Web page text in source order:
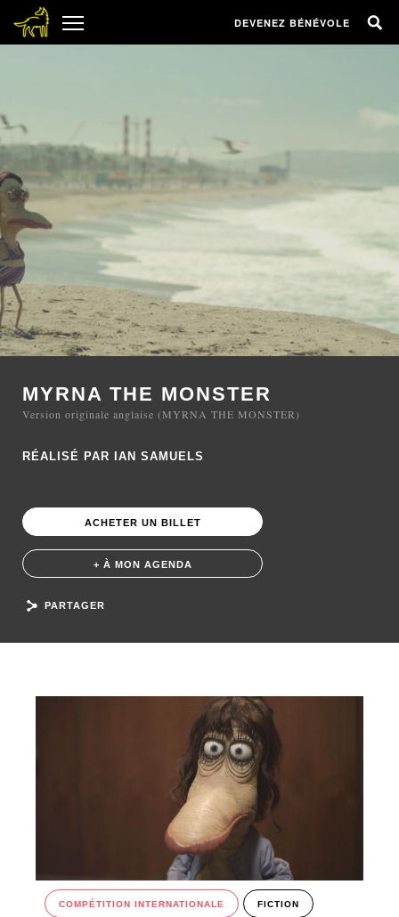
DEVENEZ BÉNÉVOLE
MYRNA THE MONSTER
Version originale anglaise (MYRNA THE MONSTER)
RÉALISÉ PAR IAN SAMUELS
ACHETER UN BILLET
+ À MON AGENDA
PARTAGER
COMPÉTITION INTERNATIONALE FICTION